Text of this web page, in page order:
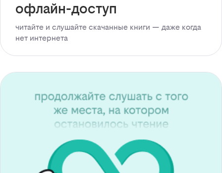
офлайн-доступ
читайте и слушайте скачанные книги — даже когда
нет интернета